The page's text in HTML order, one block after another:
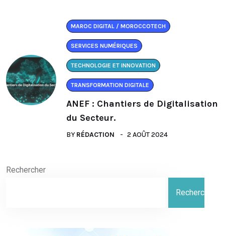
MAROC DIGITAL / MOROCCOTECH
SERVICES NUMÉRIQUES
TECHNOLOGIE ET INNOVATION
TRANSFORMATION DIGITALE
ANEF : Chantiers de Digitalisation
du Secteur.
BY RÉDACTION 2 AOÛT 2024
Rechercher
Rechercher